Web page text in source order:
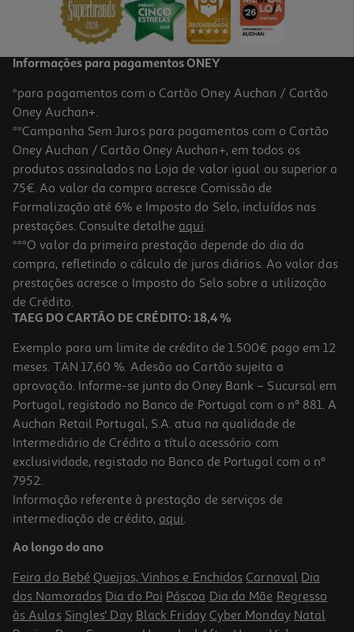
-45%
3.0
Conjunto De 4 Esferográficas Auchan Cores Sortidas
0.99 €/un
Price reduced from
1,79 €to
0,99 €
Promoção
Esferográfica Silicone Auchan Azul Cores Sortidas
1.49 €/un
1,49 €
Informações para pagamentos ONEY
*para pagamentos com o Cartão Oney Auchan / Cartão
Oney Auchan+.
**Campanha Sem Juros para pagamentos com o Cartão
Oney Auchan / Cartão Oney Auchan+, em todos os
produtos assinalados na Loja de valor igual ou superior a
75€. Ao valor da compra acresce Comissão de
Formalização até 6% e Imposto do Selo, incluídos nas
prestações. Consulte detalhe aqui.
***O valor da primeira prestação depende do dia da
compra, refletindo o cálculo de juros diários. Ao valor das
prestações acresce o Imposto do Selo sobre a utilização
de Crédito.
TAEG DO CARTÃO DE CRÉDITO: 18,4 %
Exemplo para um limite de crédito de 1.500€ pago em 12
meses. TAN 17,60 %. Adesão ao Cartão sujeita a
aprovação. Informe-se junto do Oney Bank – Sucursal em
Portugal, registado no Banco de Portugal com o nº 881. A
Auchan Retail Portugal, S.A. atua na qualidade de
Intermediário de Crédito a título acessório com
exclusividade, registado no Banco de Portugal com o nº
7952.
Informação referente à prestação de serviços de
intermediação de crédito, aqui.
Ao longo do ano
Feira do Bebé Queijos, Vinhos e Enchidos Carnaval Dia
dos Namorados Dia do Pai Páscoa Dia da Mãe Regresso
às Aulas Singles' Day Black Friday Cyber Monday Natal